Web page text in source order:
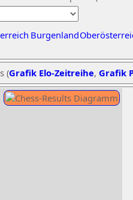
Burgenland
(Grafik Elo-Zeitreihe, Grafik